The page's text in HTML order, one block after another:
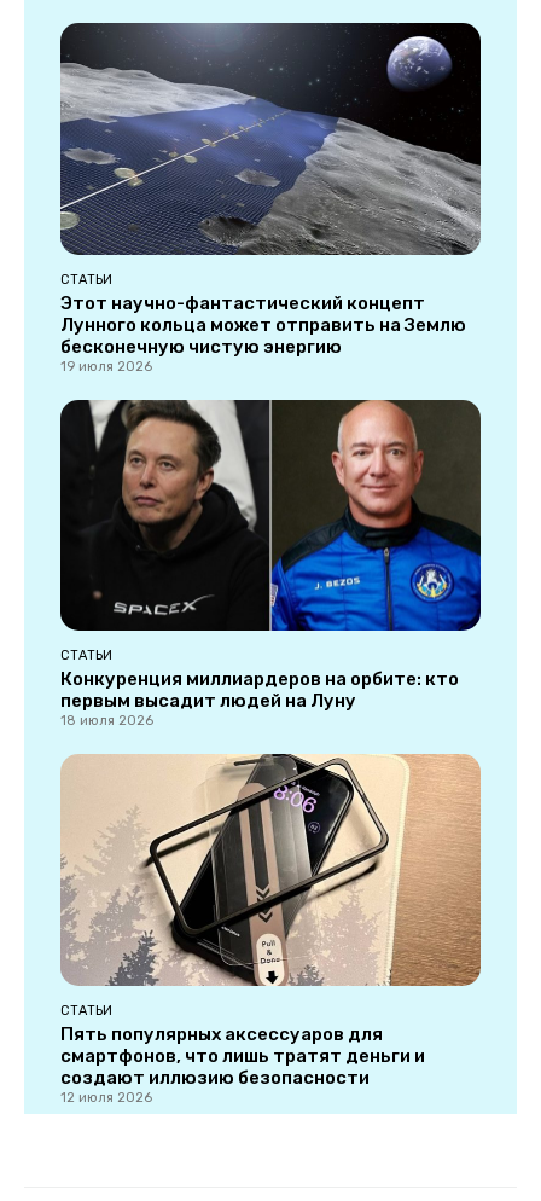
СТАТЬИ
Этот научно-фантастический концепт
Лунного кольца может отправить на Землю
бесконечную чистую энергию
19 июля 2026
СТАТЬИ
Конкуренция миллиардеров на орбите: кто
первым высадит людей на Луну
18 июля 2026
СТАТЬИ
Пять популярных аксессуаров для
смартфонов, что лишь тратят деньги и
создают иллюзию безопасности
12 июля 2026